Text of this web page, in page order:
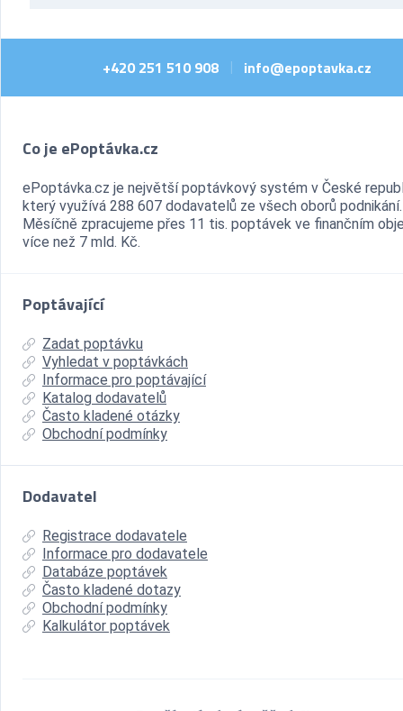
+420 251 510 908 info@epoptavka.cz
Co je ePoptávka.cz
ePoptávka.cz je největší poptávkový systém v České
který využívá 288 607 dodavatelů ze všech oborů podnikání.
Měsíčně zpracujeme přes 11 tis. poptávek ve finančním
více než 7 mld. Kč.
Poptávající
Zadat poptávku
Vyhledat v poptávkách
Informace pro poptávající
Katalog dodavatelů
Často kladené otázky
Obchodní podmínky
Dodavatel
Registrace dodavatele
Informace pro dodavatele
Databáze poptávek
Často kladené dotazy
Obchodní podmínky
Kalkulátor poptávek